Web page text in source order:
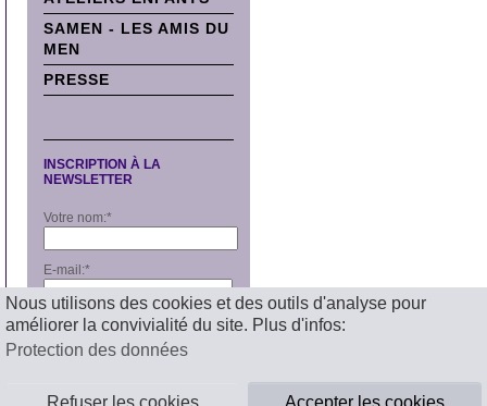
Nous utilisons des cookies et des outils d'analyse pour
améliorer la convivialité du site. Plus d'infos:
Protection des données
Refuser les cookies Accepter les cookies
SAMEN - LES AMIS DU
MEN
PRESSE
INSCRIPTION À LA
NEWSLETTER
Votre nom:*
E-mail:*
S'inscrire